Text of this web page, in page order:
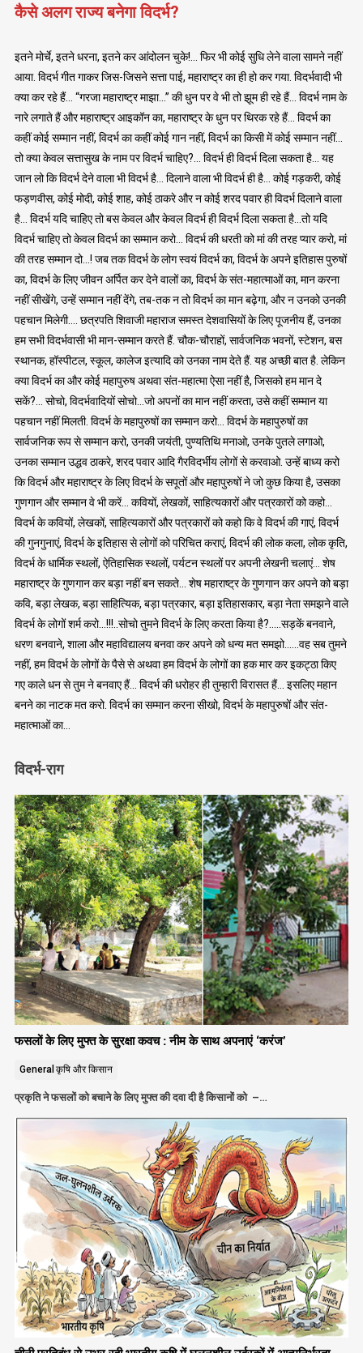
कैसे अलग राज्य बनेगा विदर्भ?
इतने मोर्चे, इतने धरना, इतने कर आंदोलन चुके!… फिर भी कोई सुधि लेने वाला सामने नहीं
आया. विदर्भ गीत गाकर जिस-जिसने सत्ता पाई, महाराष्ट्र का ही हो कर गया. विदर्भवादी भी
क्या कर रहे हैं… “गरजा महाराष्ट्र माझा…” की धुन पर वे भी तो झूम ही रहे हैं… विदर्भ नाम के
नारे लगाते हैं और महाराष्ट्र आइकॉन का, महाराष्ट्र के धुन पर थिरक रहे हैं… विदर्भ का
कहीं कोई सम्मान नहीं, विदर्भ का कहीं कोई गान नहीं, विदर्भ का किसी में कोई सम्मान नहीं…
तो क्या केवल सत्तासुख के नाम पर विदर्भ चाहिए?… विदर्भ ही विदर्भ दिला सकता है… यह
जान लो कि विदर्भ देने वाला भी विदर्भ है… दिलाने वाला भी विदर्भ ही है… कोई गड़करी, कोई
फड़णवीस, कोई मोदी, कोई शाह, कोई ठाकरे और न कोई शरद पवार ही विदर्भ दिलाने वाला
है… विदर्भ यदि चाहिए तो बस केवल और केवल विदर्भ ही विदर्भ दिला सकता है…तो यदि
विदर्भ चाहिए तो केवल विदर्भ का सम्मान करो… विदर्भ की धरती को मां की तरह प्यार करो, मां
की तरह सम्मान दो…! जब तक विदर्भ के लोग स्वयं विदर्भ का, विदर्भ के अपने इतिहास पुरुषों
का, विदर्भ के लिए जीवन अर्पित कर देने वालों का, विदर्भ के संत-महात्माओं का, मान करना
नहीं सीखेंगे, उन्हें सम्मान नहीं देंगे, तब-तक न तो विदर्भ का मान बढ़ेगा, और न उनको उनकी
पहचान मिलेगी…. छत्रपति शिवाजी महाराज समस्त देशवासियों के लिए पूजनीय हैं, उनका
हम सभी विदर्भवासी भी मान-सम्मान करते हैं. चौक-चौराहों, सार्वजनिक भवनों, स्टेशन, बस
स्थानक, हॉस्पीटल, स्कूल, कालेज इत्यादि को उनका नाम देते हैं. यह अच्छी बात है. लेकिन
क्या विदर्भ का और कोई महापुरुष अथवा संत-महात्मा ऐसा नहीं है, जिसको हम मान दे
सकें?… सोचो, विदर्भवादियों सोचो…जो अपनों का मान नहीं करता, उसे कहीं सम्मान या
पहचान नहीं मिलती. विदर्भ के महापुरुषों का सम्मान करो… विदर्भ के महापुरुषों का
सार्वजनिक रूप से सम्मान करो, उनकी जयंती, पुण्यतिथि मनाओ, उनके पुतले लगाओ,
उनका सम्मान उद्धव ठाकरे, शरद पवार आदि गैरविदर्भीय लोगों से करवाओ. उन्हें बाध्य करो
कि विदर्भ और महाराष्ट्र के लिए विदर्भ के सपूतों और महापुरुषों ने जो कुछ किया है, उसका
गुणगान और सम्मान वे भी करें… कवियों, लेखकों, साहित्यकारों और पत्रकारों को कहो…
विदर्भ के कवियों, लेखकों, साहित्यकारों और पत्रकारों को कहो कि वे विदर्भ की गाएं, विदर्भ
की गुनगुनाएं, विदर्भ के इतिहास से लोगों को परिचित कराएं, विदर्भ की लोक कला, लोक कृति,
विदर्भ के धार्मिक स्थलों, ऐतिहासिक स्थलों, पर्यटन स्थलों पर अपनी लेखनी चलाएं… शेष
महाराष्ट्र के गुणगान कर बड़ा नहीं बन सकते… शेष महाराष्ट्र के गुणगान कर अपने को बड़ा
कवि, बड़ा लेखक, बड़ा साहित्यिक, बड़ा पत्रकार, बड़ा इतिहासकार, बड़ा नेता समझने वाले
विदर्भ के लोगों शर्म करो…!!!..सोचो तुमने विदर्भ के लिए करता किया है?…..सड़कें बनवाने,
धरण बनवाने, शाला और महाविद्यालय बनवा कर अपने को धन्य मत समझो……वह सब तुमने
नहीं, हम विदर्भ के लोगों के पैसे से अथवा हम विदर्भ के लोगों का हक मार कर इकट्ठा किए
गए काले धन से तुम ने बनवाए हैं… विदर्भ की धरोहर ही तुम्हारी विरासत हैं… इसलिए महान
बनने का नाटक मत करो. विदर्भ का सम्मान करना सीखो, विदर्भ के महापुरुषों और संत-
महात्माओं का…
विदर्भ-राग
फसलों के लिए मुफ्त के सुरक्षा कवच : नीम के साथ अपनाएं ‘करंज’
General कृषि और किसान
प्रकृति ने फसलों को बचाने के लिए मुफ्त की दवा दी है किसानों को –…